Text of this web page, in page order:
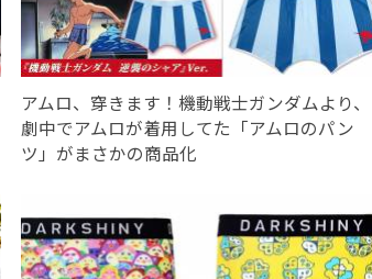
アムロ、穿きます！機動戦士ガンダムより、
劇中でアムロが着用してた「アムロのパン
ツ」がまさかの商品化